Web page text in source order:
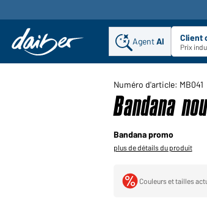
AgentAI Client
Prix
Numéro d'article: MB041
Bandana
Bandana promo
plus de détails du produit
Couleurs et tailles